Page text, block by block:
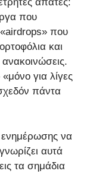
απάτες:
που
που
και
για λίγες
πάντα
ενημέρωσης να
αυτά
τα σημάδια